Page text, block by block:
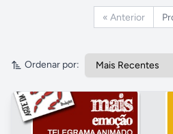
Outros serviços
Outros - Veículos
« Anterior
Ordenar por: